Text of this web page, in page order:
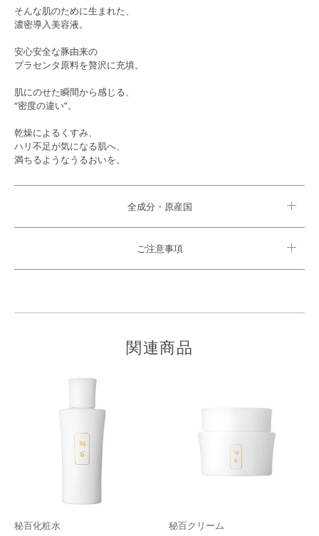
そんな肌のために生まれた、
濃密導入美容液。
安心安全な豚由来の
プラセンタ原料を贅沢に充填。
肌にのせた瞬間から感じる、
“密度の違い”。
乾燥によるくすみ、
ハリ不足が気になる肌へ、
満ちるようなうるおいを。
全成分・原産国
ご注意事項
関連商品
秘百化粧水 秘百クリーム